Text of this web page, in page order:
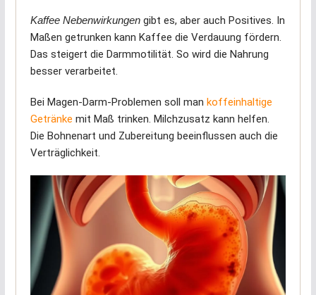
Kaffee Nebenwirkungengibt es, aber auch Positives. In
Maßen getrunken kann Kaffee die Verdauung fördern.
Das steigert die Darmmotilität. So wird die Nahrung
besser verarbeitet.
Bei Magen-Darm-Problemen soll man koffeinhaltige
Getränke mit Maß trinken. Milchzusatz kann helfen.
Die Bohnenart und Zubereitung beeinflussen auch die
Verträglichkeit.